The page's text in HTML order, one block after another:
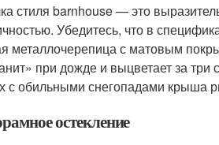
стиля barnhouse — это
Убедитесь, что в
металлочерепица с матовым
при дожде и выцветает за три
с обильными снегопадами крыша
остекление